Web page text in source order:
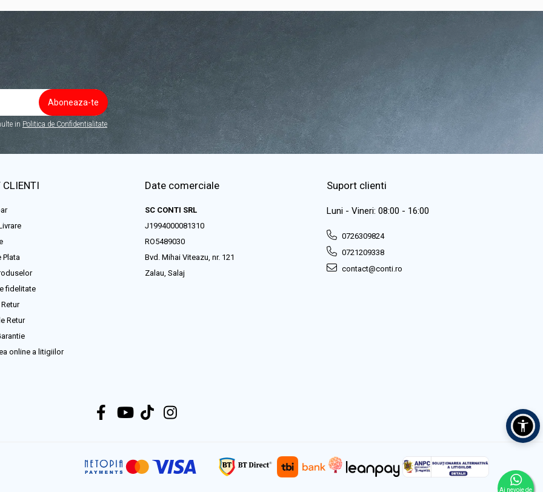
in Politica de Confidentialitate
CLIENTI
Plata
fidelitate
Retur
online a litigiilor
Date comerciale
SC CONTI SRL
J1994000081310
RO5489030
Bvd. Mihai Viteazu, nr. 121
Zalau, Salaj
Suport clienti
Luni - Vineri: 08:00 - 16:00
0726309824
0721209338
contact@conti.ro
Ai nevoie de